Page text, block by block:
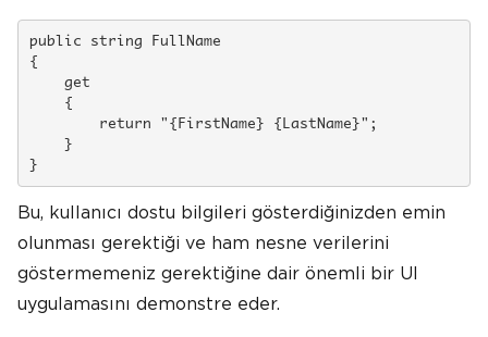
public string FullName
{
}
Bu, kullanıcı dostu bilgileri gösterdiğinizden emin
olunması gerektiği ve ham nesne verilerini
göstermemeniz gerektiğine dair önemli bir UI
uygulamasını demonstre eder.